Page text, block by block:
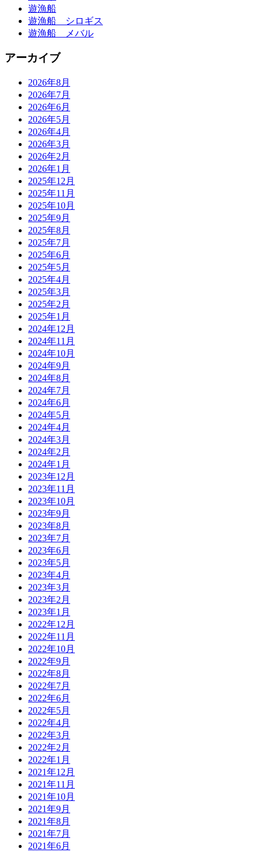
遊漁船
遊漁船 シロギス
遊漁船 メバル
アーカイブ
2026年8月
2026年7月
2026年6月
2026年5月
2026年4月
2026年3月
2026年2月
2026年1月
2025年12月
2025年11月
2025年10月
2025年9月
2025年8月
2025年7月
2025年6月
2025年5月
2025年4月
2025年3月
2025年2月
2025年1月
2024年12月
2024年11月
2024年10月
2024年9月
2024年8月
2024年7月
2024年6月
2024年5月
2024年4月
2024年3月
2024年2月
2024年1月
2023年12月
2023年11月
2023年10月
2023年9月
2023年8月
2023年7月
2023年6月
2023年5月
2023年4月
2023年3月
2023年2月
2023年1月
2022年12月
2022年11月
2022年10月
2022年9月
2022年8月
2022年7月
2022年6月
2022年5月
2022年4月
2022年3月
2022年2月
2022年1月
2021年12月
2021年11月
2021年10月
2021年9月
2021年8月
2021年7月
2021年6月